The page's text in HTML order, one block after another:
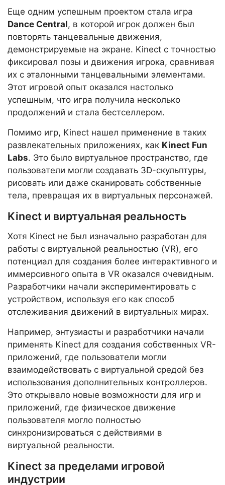
Еще одним успешным проектом стала игра
Dance Central, в которой игрок должен был
повторять танцевальные движения,
демонстрируемые на экране. Kinect с точностью
фиксировал позы и движения игрока, сравнивая
их с эталонными танцевальными элементами.
Этот игровой опыт оказался настолько
успешным, что игра получила несколько
продолжений и стала бестселлером.
Помимо игр, Kinect нашел применение в таких
развлекательных приложениях, как Kinect Fun
Labs. Это было виртуальное пространство, где
пользователи могли создавать 3D-скульптуры,
рисовать или даже сканировать собственные
тела, превращая их в виртуальных персонажей.
Kinect и виртуальная реальность
Хотя Kinect не был изначально разработан для
работы с виртуальной реальностью (VR), его
потенциал для создания более интерактивного и
иммерсивного опыта в VR оказался очевидным.
Разработчики начали экспериментировать с
устройством, используя его как способ
отслеживания движений в виртуальных мирах.
Например, энтузиасты и разработчики начали
применять Kinect для создания собственных VR-
приложений, где пользователи могли
взаимодействовать с виртуальной средой без
использования дополнительных контроллеров.
Это открывало новые возможности для игр и
приложений, где физическое движение
пользователя могло полностью
синхронизироваться с действиями в
виртуальной реальности.
Kinect за пределами игровой
индустрии